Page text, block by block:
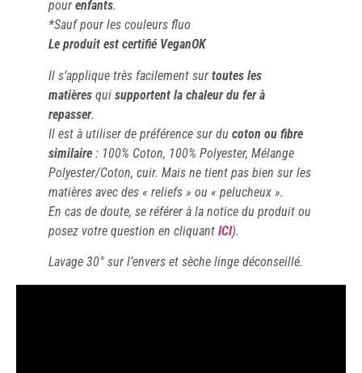
pour enfants.
*Sauf pour les couleurs fluo
Le produit est certifié VeganOK
Il s’applique très facilement sur toutes les
matières qui supportent la chaleur du fer à
repasser.
Il est à utiliser de préférence sur du coton ou fibre
similaire : 100% Coton, 100% Polyester, Mélange
Polyester/Coton, cuir. Mais ne tient pas bien sur les
matières avec des « reliefs » ou « pelucheux ».
En cas de doute, se référer à la notice du produit ou
posez votre question en cliquant ICI).
Lavage 30° sur l’envers et sèche linge déconseillé.